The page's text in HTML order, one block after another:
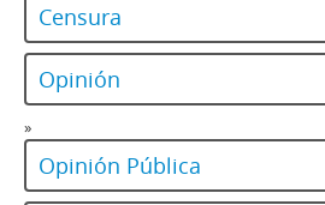
Censura
Opinión
»
Opinión Pública